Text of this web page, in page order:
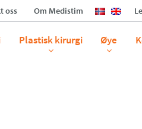
oss Om Medistim
Plastisk kirurgi Øye